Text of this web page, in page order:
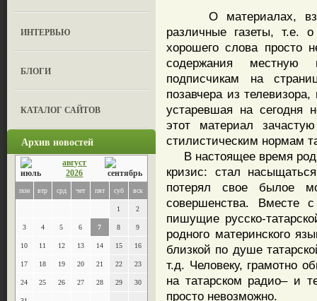
ИНТЕРВЬЮ
БЛОГИ
КАТАЛОГ САЙТОВ
Архив новостей
август
2026
пон втр срд чет пят суб вск
1 2
3 4 5 6 7 8 9
10 11 12 13 14 15 16
17 18 19 20 21 22 23
24 25 26 27 28 29 30
О материалах,
различные газеты, т.е.
хорошего слова просто
содержания местную
подписчикам на
позавчера из
устаревшая на сегодня
этот материал
стилистическим нормам
В настоящее время
кризис: стал
потерял свое былое
совершенства. Вместе
пишущие русско-
родного материнского
близкой по душе
т.д. Человеку, грамотно
на татарском радио– и
просто невозможно.